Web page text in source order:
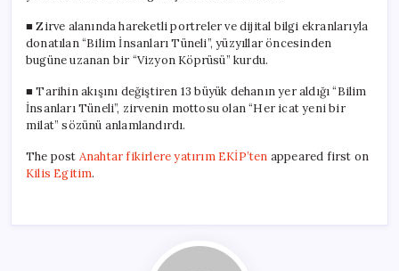
■ Zirve alanında hareketli portreler ve dijital bilgi ekranlarıyla
donatılan “Bilim İnsanları Tüneli”, yüzyıllar öncesinden
bugüne uzanan bir “Vizyon Köprüsü” kurdu.
■ Tarihin akışını değiştiren 13 büyük dehanın yer aldığı “Bilim
İnsanları Tüneli”, zirvenin mottosu olan “Her icat yeni bir
milat” sözünü anlamlandırdı.
The post Anahtar fikirlere yatırım EKİP’ten appeared first on
Kilis Egitim.